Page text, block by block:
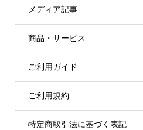
メディア記事
商品・サービス
ご利用ガイド
ご利用規約
特定商取引法に基づく表記